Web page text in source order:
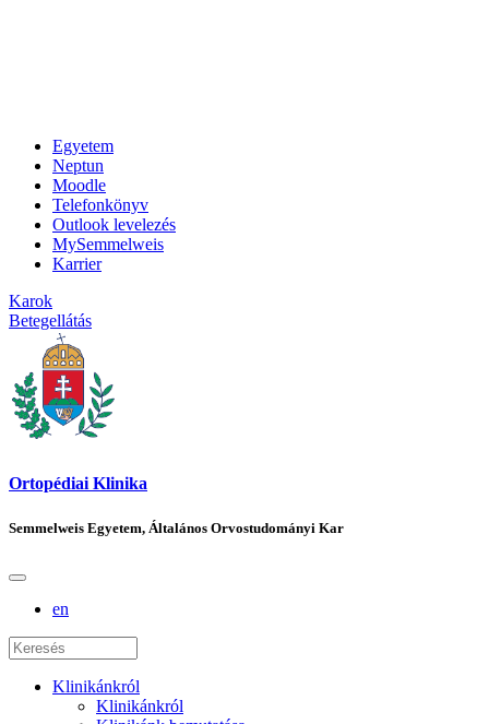
Egyetem
Neptun
Moodle
Telefonkönyv
Outlook levelezés
MySemmelweis
Karrier
Karok
Betegellátás
Ortopédiai Klinika
Semmelweis Egyetem, Általános Orvostudományi Kar
en
Klinikánkról
Klinikánkról